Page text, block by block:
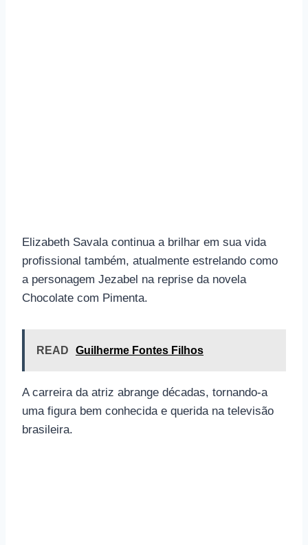
Elizabeth Savala continua a brilhar em sua vida
profissional também, atualmente estrelando como
a personagem Jezabel na reprise da novela
Chocolate com Pimenta.
READ Guilherme Fontes Filhos
A carreira da atriz abrange décadas, tornando-a
uma figura bem conhecida e querida na televisão
brasileira.